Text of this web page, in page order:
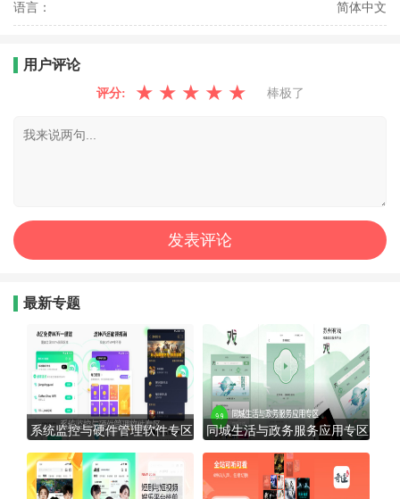
语言： 简体中文
用户评论
评分: ★ ★ ★ ★ ★ 棒极了
最新专题
系统监控与硬件管理软件专区 同城生活与政务服务应用专区